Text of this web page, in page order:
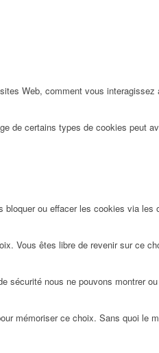
Web, comment vous
de certains types de cookies peut
ou effacer les cookies via les
Vous êtes libre de revenir sur ce
sécurité nous ne pouvons montrer
mémoriser ce choix. Sans quoi le